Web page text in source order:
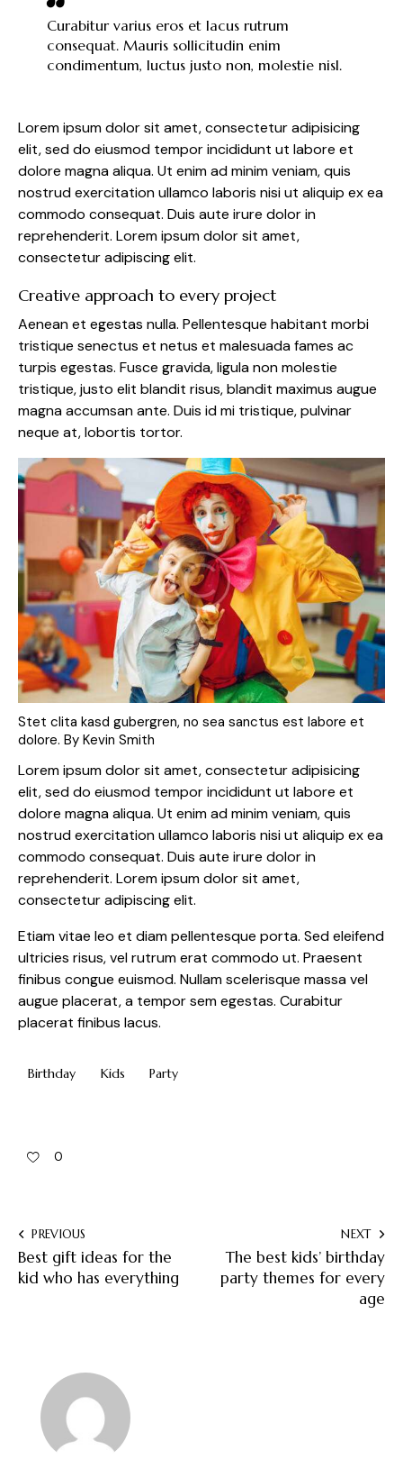
Curabitur varius eros et lacus rutrum
consequat. Mauris sollicitudin enim
condimentum, luctus justo non, molestie nisl.
Lorem ipsum dolor sit amet, consectetur adipisicing
elit, sed do eiusmod tempor incididunt ut labore et
dolore magna aliqua. Ut enim ad minim veniam, quis
nostrud exercitation ullamco laboris nisi ut aliquip ex ea
commodo consequat. Duis aute irure dolor in
reprehenderit. Lorem ipsum dolor sit amet,
consectetur adipiscing elit.
Creative approach to every project
Aenean et egestas nulla. Pellentesque habitant morbi
tristique senectus et netus et malesuada fames ac
turpis egestas. Fusce gravida, ligula non molestie
tristique, justo elit blandit risus, blandit maximus augue
magna accumsan ante. Duis id mi tristique, pulvinar
neque at, lobortis tortor.
Stet clita kasd gubergren, no sea sanctus est labore et
dolore. By Kevin Smith
Lorem ipsum dolor sit amet, consectetur adipisicing
elit, sed do eiusmod tempor incididunt ut labore et
dolore magna aliqua. Ut enim ad minim veniam, quis
nostrud exercitation ullamco laboris nisi ut aliquip ex ea
commodo consequat. Duis aute irure dolor in
reprehenderit. Lorem ipsum dolor sit amet,
consectetur adipiscing elit.
Etiam vitae leo et diam pellentesque porta. Sed eleifend
ultricies risus, vel rutrum erat commodo ut. Praesent
finibus congue euismod. Nullam scelerisque massa vel
augue placerat, a tempor sem egestas. Curabitur
placerat finibus lacus.
Birthday Kids Party
0
PREVIOUS
Best gift ideas for the
kid who has everything
NEXT
The best kids’ birthday
party themes for every
age